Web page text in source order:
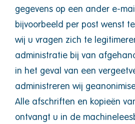
gegevens op een ander e-
bijvoorbeeld per post wenst
wij u vragen zich te
administratie bij van
in het geval van een
administreren wij
Alle afschriften en kopieën
ontvangt u in de